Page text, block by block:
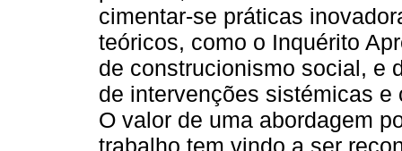
cimentar-se práticas
teóricos, como o Inquérito
de construcionismo social, e
de intervenções sistémicas
O valor de uma abordagem
trabalho tem vindo a ser